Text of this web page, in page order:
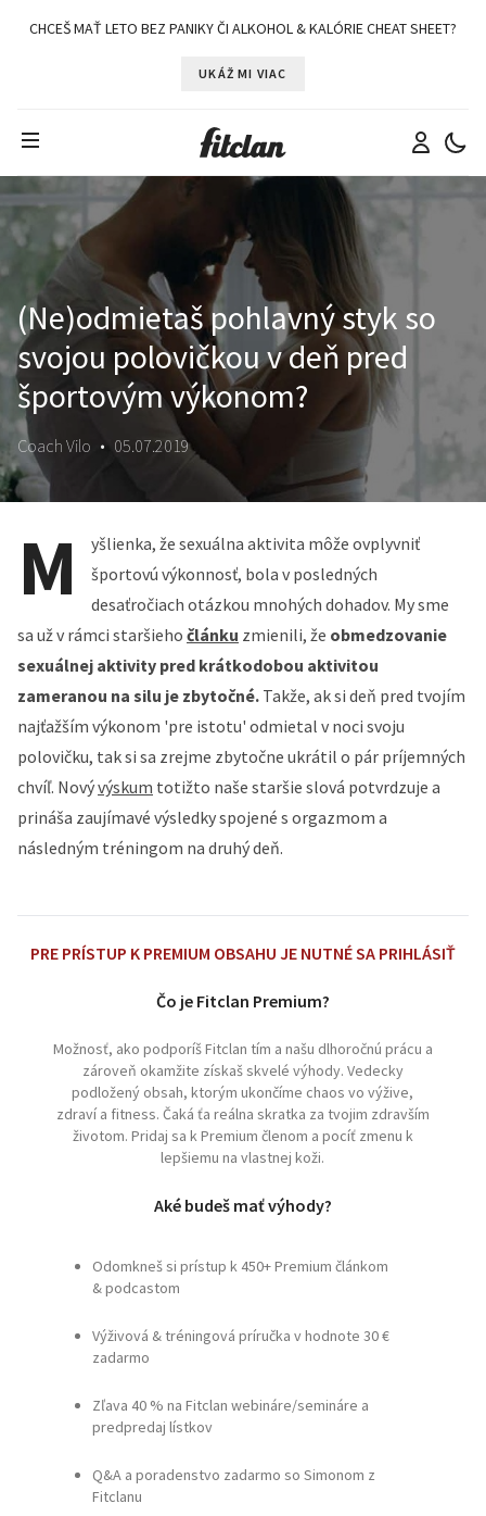
CHCEŠ MAŤ LETO BEZ PANIKY ČI ALKOHOL & KALÓRIE CHEAT SHEET?
UKÁŽ MI VIAC
(Ne)odmietaš pohlavný styk so
svojou polovičkou v deň pred
športovým výkonom?
Coach Vilo • 05.07.2019
M
yšlienka, že sexuálna aktivita môže ovplyvniť
športovú výkonnosť, bola v posledných
desaťročiach otázkou mnohých dohadov. My sme
sa už v rámci staršieho článku zmienili, že obmedzovanie
sexuálnej aktivity pred krátkodobou aktivitou
zameranou na silu je zbytočné. Takže, ak si deň pred tvojím
najťažším výkonom 'pre istotu' odmietal v noci svoju
polovičku, tak si sa zrejme zbytočne ukrátil o pár príjemných
chvíľ. Novývýskum totižto naše staršie slová potvrdzuje a
prináša zaujímavé výsledky spojené s orgazmom a
následným tréningom na druhý deň.
PRE PRÍSTUP K PREMIUM OBSAHU JE NUTNÉ SA PRIHLÁSIŤ
Čo je Fitclan Premium?
Možnosť, ako podporíš Fitclan tím a našu dlhoročnú prácu a
zároveň okamžite získaš skvelé výhody. Vedecky
podložený obsah, ktorým ukončíme chaos vo výžive,
zdraví a fitness. Čaká ťa reálna skratka za tvojim zdravším
životom. Pridaj sa k Premium členom a pocíť zmenu k
lepšiemu na vlastnej koži.
Aké budeš mať výhody?
Odomkneš si prístup k 450+ Premium článkom
& podcastom
Výživová & tréningová príručka v hodnote 30 €
zadarmo
Zľava 40 % na Fitclan webináre/semináre a
predpredaj lístkov
Q&A a poradenstvo zadarmo so Simonom z
Fitclanu